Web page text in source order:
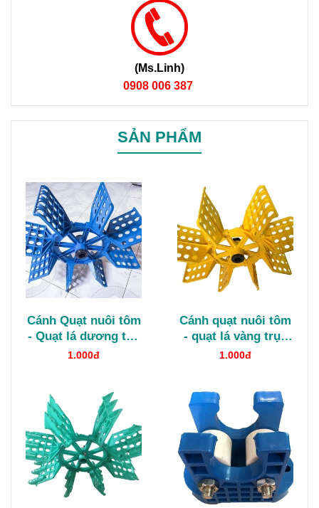
(Ms.Linh)
0908 006 387
SẢN PHẨM
Cánh Quạt nuôi tôm
- Quạt lá dương tán
nhựa
1.000đ
Cánh quạt nuôi tôm
- quạt lá vàng trục
nhựa
1.000đ